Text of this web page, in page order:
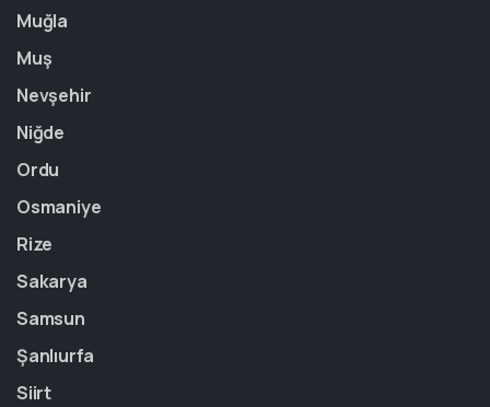
Muğla
Muş
Nevşehir
Niğde
Ordu
Osmaniye
Rize
Sakarya
Samsun
Şanlıurfa
Siirt